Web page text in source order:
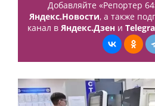
Добавляйте «Репортер
Яндекс.Новости, а также
канал в Яндекс.Дзени